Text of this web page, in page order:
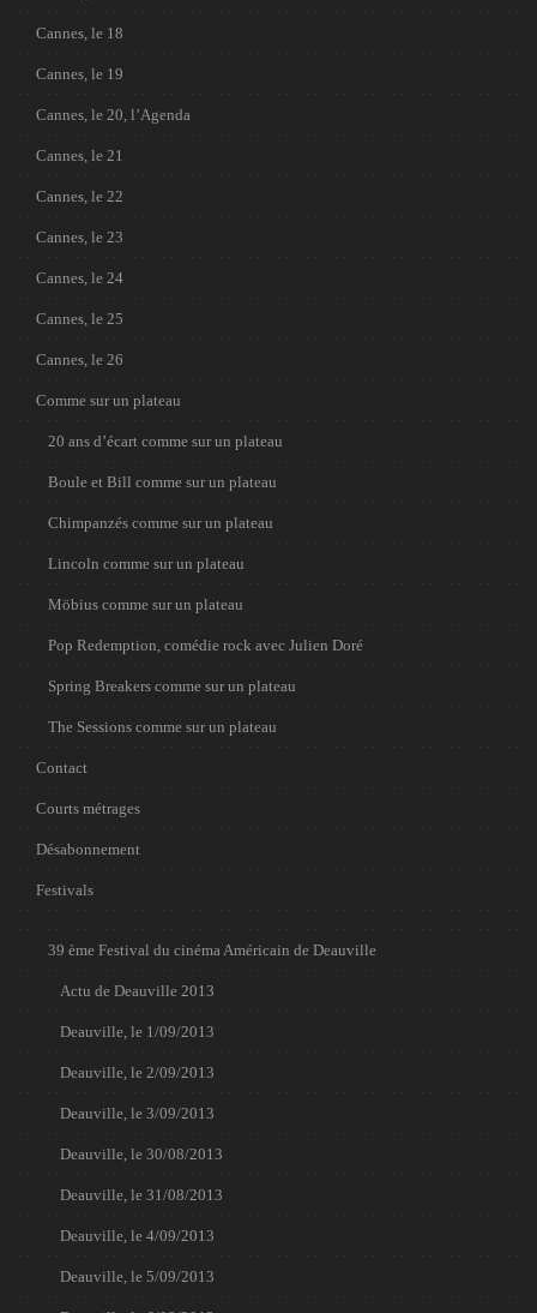
Cannes, le 18
Cannes, le 19
Cannes, le 20, l’Agenda
Cannes, le 21
Cannes, le 22
Cannes, le 23
Cannes, le 24
Cannes, le 25
Cannes, le 26
Comme sur un plateau
20 ans d’écart comme sur un plateau
Boule et Bill comme sur un plateau
Chimpanzés comme sur un plateau
Lincoln comme sur un plateau
Möbius comme sur un plateau
Pop Redemption, comédie rock avec Julien Doré
Spring Breakers comme sur un plateau
The Sessions comme sur un plateau
Contact
Courts métrages
Désabonnement
Festivals
39 ème Festival du cinéma Américain de Deauville
Actu de Deauville 2013
Deauville, le 1/09/2013
Deauville, le 2/09/2013
Deauville, le 3/09/2013
Deauville, le 30/08/2013
Deauville, le 31/08/2013
Deauville, le 4/09/2013
Deauville, le 5/09/2013